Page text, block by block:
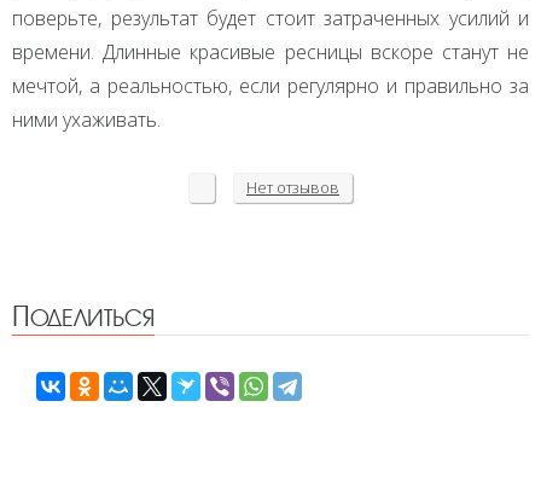
поверьте, результат будет стоит затраченных усилий и
времени. Длинные красивые ресницы вскоре станут не
мечтой, а реальностью, если регулярно и правильно за
ними ухаживать.
Нет отзывов
Поделиться